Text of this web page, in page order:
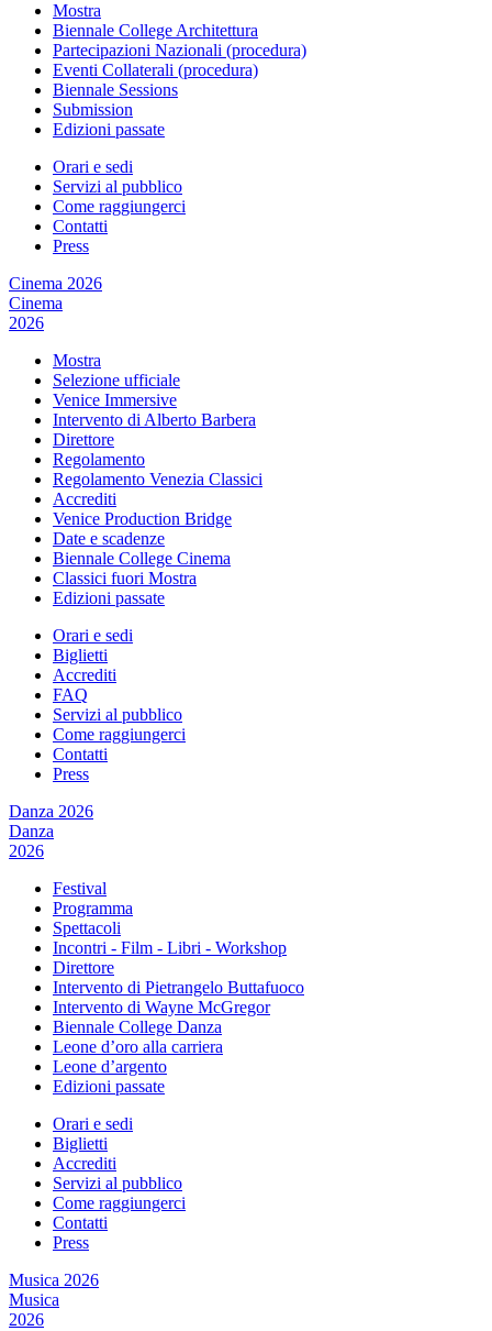
Mostra
Biennale College Architettura
Partecipazioni Nazionali (procedura)
Eventi Collaterali (procedura)
Biennale Sessions
Submission
Edizioni passate
Orari e sedi
Servizi al pubblico
Come raggiungerci
Contatti
Press
Cinema 2026
Cinema
2026
Mostra
Selezione ufficiale
Venice Immersive
Intervento di Alberto Barbera
Direttore
Regolamento
Regolamento Venezia Classici
Accrediti
Venice Production Bridge
Date e scadenze
Biennale College Cinema
Classici fuori Mostra
Edizioni passate
Orari e sedi
Biglietti
Accrediti
FAQ
Servizi al pubblico
Come raggiungerci
Contatti
Press
Danza 2026
Danza
2026
Festival
Programma
Spettacoli
Incontri - Film - Libri - Workshop
Direttore
Intervento di Pietrangelo Buttafuoco
Intervento di Wayne McGregor
Biennale College Danza
Leone d’oro alla carriera
Leone d’argento
Edizioni passate
Orari e sedi
Biglietti
Accrediti
Servizi al pubblico
Come raggiungerci
Contatti
Press
Musica 2026
Musica
2026